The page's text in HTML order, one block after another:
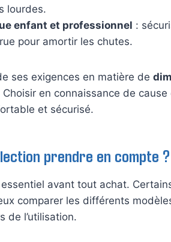
lourdes.
enfant et professionnel :
pour amortir les chutes.
ses exigences en matière de
Choisir en connaissance de
et sécurisé.
prendre en compte ?
avant tout achat.
comparer les différents
de l’utilisation.